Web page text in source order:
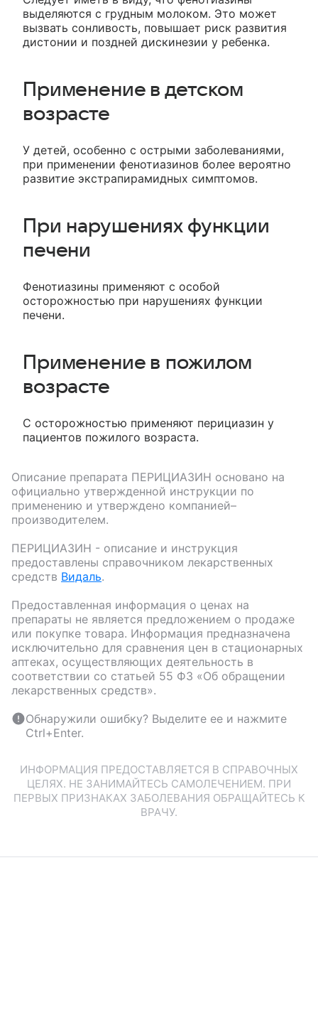
выделяются с грудным молоком. Это может
вызвать сонливость, повышает риск развития
дистонии и поздней дискинезии у ребенка.
Применение в детском
возрасте
У детей, особенно с острыми заболеваниями,
при применении фенотиазинов более вероятно
развитие экстрапирамидных симптомов.
При нарушениях функции
печени
Фенотиазины применяют с особой
осторожностью при нарушениях функции
печени.
Применение в пожилом
возрасте
С осторожностью применяют перициазин у
пациентов пожилого возраста.
Описание препарата ПЕРИЦИАЗИН основано на
официально утвержденной инструкции по
применению и утверждено компанией–
производителем.
ПЕРИЦИАЗИН - описание и инструкция
предоставлены справочником лекарственных
средств Видаль.
Предоставленная информация о ценах на
препараты не является предложением о продаже
или покупке товара. Информация предназначена
исключительно для сравнения цен в стационарных
аптеках, осуществляющих деятельность в
соответствии со статьей 55 ФЗ «Об обращении
лекарственных средств».
Обнаружили ошибку? Выделите ее и нажмите
Ctrl+Enter.
ИНФОРМАЦИЯ ПРЕДОСТАВЛЯЕТСЯ В СПРАВОЧНЫХ
ЦЕЛЯХ. НЕ ЗАНИМАЙТЕСЬ САМОЛЕЧЕНИЕМ. ПРИ
ПЕРВЫХ ПРИЗНАКАХ ЗАБОЛЕВАНИЯ ОБРАЩАЙТЕСЬ К
ВРАЧУ.